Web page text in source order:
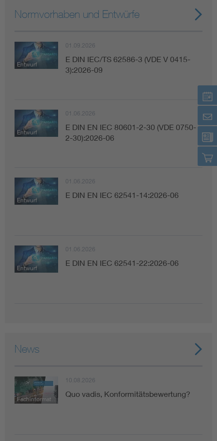
Normvorhaben und Entwürfe
Entwurf
01.09.2026
E DIN IEC/TS 62586-3 (VDE V 0415-
3):2026-09
Entwurf
01.06.2026
E DIN EN IEC 80601-2-30 (VDE 0750-
2-30):2026-06
Entwurf
01.06.2026
E DIN EN IEC 62541-14:2026-06
Entwurf
01.06.2026
E DIN EN IEC 62541-22:2026-06
News
Fachinformation
10.08.2026
Quo vadis, Konformitätsbewertung?